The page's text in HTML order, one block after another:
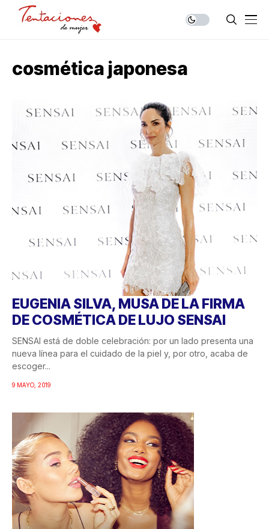
cosmética japonesa
EUGENIA SILVA, MUSA DE LA FIRMA
DE COSMÉTICA DE LUJO SENSAI
SENSAI está de doble celebración: por un lado presenta una
nueva línea para el cuidado de la piel y, por otro, acaba de
escoger...
9 MAYO, 2019